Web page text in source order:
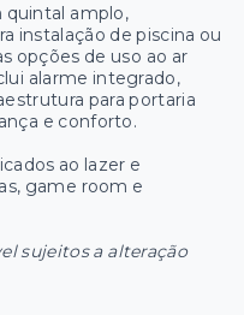
quintal amplo,
instalação de piscina ou
opções de uso ao ar
alarme integrado,
para portaria
e conforto.
ao lazer e
game room e
sujeitos a alteração